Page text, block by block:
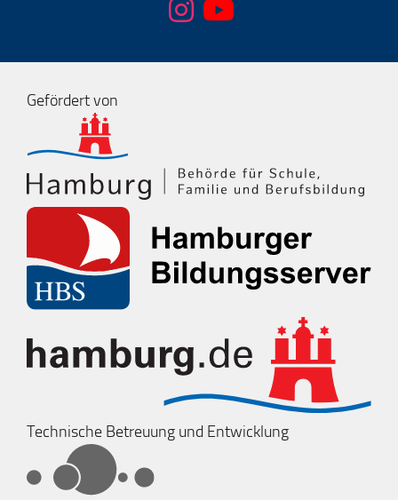
Gefördert von
Technische Betreuung und Entwicklung